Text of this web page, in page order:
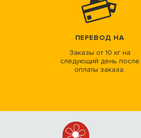
ПЕРЕВОД НА
Заказы от 10 кг на
следующий день после
оплаты заказа.